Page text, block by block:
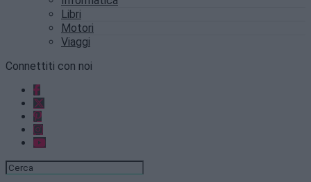
Libri
Motori
Viaggi
Connettiti con noi